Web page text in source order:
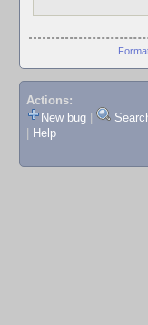
Actions:
New bug
Help